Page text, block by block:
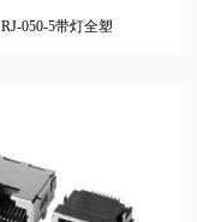
RJ-050-5带灯全塑